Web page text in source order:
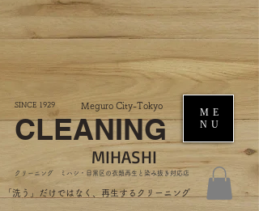
SINCE 1929
CLEANING
Meguro City-Tokyo
MIHASHI
​クリーニング ミハシ・目黒区の衣類再生と染み抜き対応店
ME
NU
​「洗う」だけではなく、再生するクリーニング